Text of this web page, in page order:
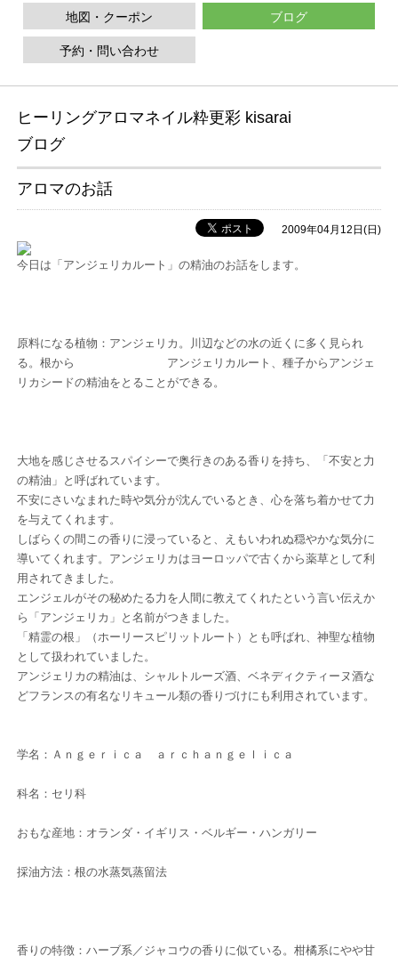
地図・クーポン ブログ
予約・問い合わせ
ヒーリングアロマネイル粋更彩 kisarai
ブログ
アロマのお話
2009年04月12日(日)
今日は「アンジェリカルート」の精油のお話をします。
原料になる植物：アンジェリカ。川辺などの水の近くに多く見られ
る。根から アンジェリカルート、種子からアンジェ
リカシードの精油をとることができる。
大地を感じさせるスパイシーで奥行きのある香りを持ち、「不安と力
の精油」と呼ばれています。
不安にさいなまれた時や気分が沈んでいるとき、心を落ち着かせて力
を与えてくれます。
しばらくの間この香りに浸っていると、えもいわれぬ穏やかな気分に
導いてくれます。アンジェリカはヨーロッパで古くから薬草として利
用されてきました。
エンジェルがその秘めたる力を人間に教えてくれたという言い伝えか
ら「アンジェリカ」と名前がつきました。
「精霊の根」（ホーリースピリットルート）とも呼ばれ、神聖な植物
として扱われていました。
アンジェリカの精油は、シャルトルーズ酒、ベネディクティーヌ酒な
どフランスの有名なリキュール類の香りづけにも利用されています。
学名：Ａｎｇｅｒｉｃａ ａｒｃｈａｎｇｅｌｉｃａ
科名：セリ科
おもな産地：オランダ・イギリス・ベルギー・ハンガリー
採油方法：根の水蒸気蒸留法
香りの特徴：ハーブ系／ジャコウの香りに似ている。柑橘系にやや甘